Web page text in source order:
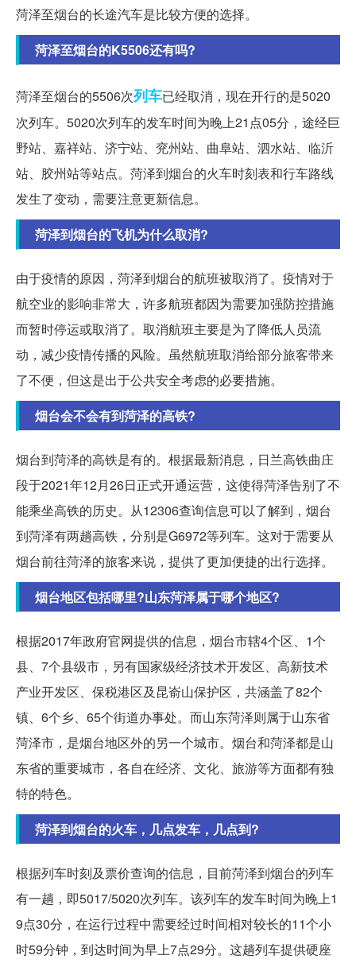
菏泽至烟台的长途汽车是比较方便的选择。
菏泽至烟台的K5506还有吗?
菏泽至烟台的5506次列车已经取消，现在开行的是5020
次列车。5020次列车的发车时间为晚上21点05分，途经巨
野站、嘉祥站、济宁站、兖州站、曲阜站、泗水站、临沂
站、胶州站等站点。菏泽到烟台的火车时刻表和行车路线
发生了变动，需要注意更新信息。
菏泽到烟台的飞机为什么取消?
由于疫情的原因，菏泽到烟台的航班被取消了。疫情对于
航空业的影响非常大，许多航班都因为需要加强防控措施
而暂时停运或取消了。取消航班主要是为了降低人员流
动，减少疫情传播的风险。虽然航班取消给部分旅客带来
了不便，但这是出于公共安全考虑的必要措施。
烟台会不会有到菏泽的高铁?
烟台到菏泽的高铁是有的。根据最新消息，日兰高铁曲庄
段于2021年12月26日正式开通运营，这使得菏泽告别了不
能乘坐高铁的历史。从12306查询信息可以了解到，烟台
到菏泽有两趟高铁，分别是G6972等列车。这对于需要从
烟台前往菏泽的旅客来说，提供了更加便捷的出行选择。
烟台地区包括哪里?山东菏泽属于哪个地区?
根据2017年政府官网提供的信息，烟台市辖4个区、1个
县、7个县级市，另有国家级经济技术开发区、高新技术
产业开发区、保税港区及昆嵛山保护区，共涵盖了82个
镇、6个乡、65个街道办事处。而山东菏泽则属于山东省
菏泽市，是烟台地区外的另一个城市。烟台和菏泽都是山
东省的重要城市，各自在经济、文化、旅游等方面都有独
特的特色。
菏泽到烟台的火车，几点发车，几点到?
根据列车时刻及票价查询的信息，目前菏泽到烟台的列车
有一趟，即5017/5020次列车。该列车的发车时间为晚上1
9点30分，在运行过程中需要经过时间相对较长的11个小
时59分钟，到达时间为早上7点29分。这趟列车提供硬座